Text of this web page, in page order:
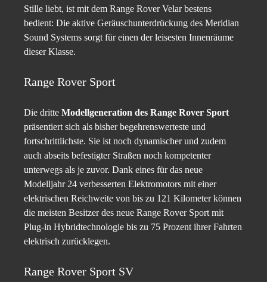
Stille liebt, ist mit dem Range Rover Velar bestens
bedient: Die aktive Geräuschunterdrückung des Meridian
Sound Systems sorgt für einen der leisesten Innenräume
dieser Klasse.
Range Rover Sport
Die dritte Modellgeneration des Range Rover Sport
präsentiert sich als bisher begehrenswerteste und
fortschrittlichste. Sie ist noch dynamischer und zudem
auch abseits befestigter Straßen noch kompetenter
unterwegs als je zuvor. Dank eines für das neue
Modelljahr 24 verbesserten Elektromotors mit einer
elektrischen Reichweite von bis zu 121 Kilometer können
die meisten Besitzer des neue Range Rover Sport mit
Plug-in Hybridtechnologie bis zu 75 Prozent ihrer Fahrten
elektrisch zurücklegen.
Range Rover Sport SV